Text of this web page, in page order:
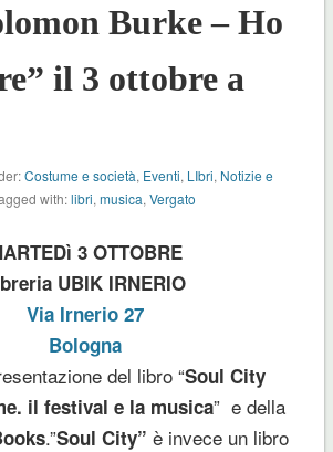
Burke – Ho
il 3 ottobre a
Costume e società, Eventi, LIbri, Notizie e
with:libri, musica, Vergato
3 OTTOBRE
UBIK IRNERIO
Via Irnerio 27
Bologna
del libro “Soul City
il festival e la musica” e della
.”Soul City” è invece un libro